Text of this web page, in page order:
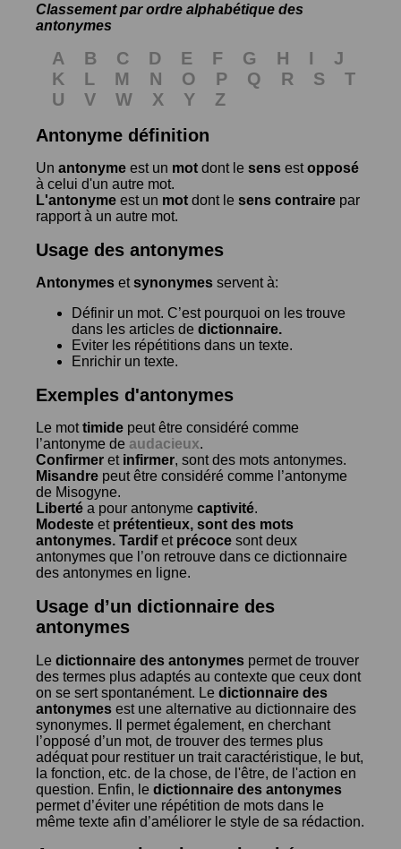
Classement par ordre alphabétique des
antonymes
A B C D E F G H I
J
K
L M N O P Q R S
T
U
V W X Y
Z
Antonyme définition
Un antonyme est un mot dont le sens estopposé
à celui d'un autre mot.
L'antonyme est un mot dont le sens contraire par
rapport à un autre mot.
Usage des antonymes
Antonymes etsynonymes servent à:
Définir un mot. C’est pourquoi on les trouve
dans les articles de dictionnaire.
Eviter les répétitions dans un texte.
Enrichir un texte.
Exemples d'antonymes
Le mottimide peut être considéré comme
l’antonyme de audacieux.
Confirmer et infirmer, sont des mots antonymes.
Misandre peut être considéré comme l’antonyme
de Misogyne.
Liberté a pour antonyme captivité.
Modeste et prétentieux, sont des mots
antonymes. Tardifet précoce sont deux
antonymes que l’on retrouve dans ce dictionnaire
des antonymes en ligne.
Usage d’un dictionnaire des
antonymes
Le dictionnaire des antonymes permet de trouver
des termes plus adaptés au contexte que ceux dont
on se sert spontanément. Le dictionnaire des
antonymes est une alternative au dictionnaire des
synonymes. Il permet également, en cherchant
l’opposé d’un mot, de trouver des termes plus
adéquat pour restituer un trait caractéristique, le but,
la fonction, etc. de la chose, de l'être, de l'action en
question. Enfin, le dictionnaire des antonymes
permet d’éviter une répétition de mots dans le
même texte afin d’améliorer le style de sa rédaction.